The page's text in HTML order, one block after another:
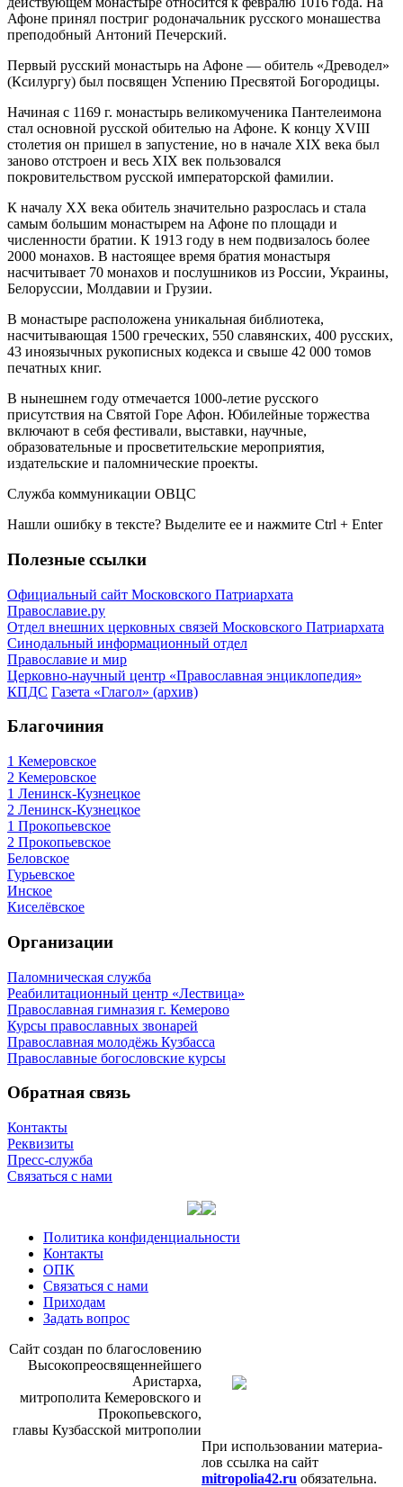
Афоне принял постриг родоначальник русского монашества
преподобный Антоний Печерский.
Первый русский монастырь на Афоне — обитель «Древодел»
(Ксилургу) был посвящен Успению Пресвятой Богородицы.
Начиная с 1169 г. монастырь великомученика Пантелеимона
стал основной русской обителью на Афоне. К концу XVIII
столетия он пришел в запустение, но в начале XIX века был
заново отстроен и весь XIX век пользовался
покровительством русской императорской фамилии.
К началу ХХ века обитель значительно разрослась и стала
самым большим монастырем на Афоне по площади и
численности братии. К 1913 году в нем подвизалось более
2000 монахов. В настоящее время братия монастыря
насчитывает 70 монахов и послушников из России, Украины,
Белоруссии, Молдавии и Грузии.
В монастыре расположена уникальная библиотека,
насчитывающая 1500 греческих, 550 славянских, 400 русских,
43 иноязычных рукописных кодекса и свыше 42 000 томов
печатных книг.
В нынешнем году отмечается 1000-летие русского
присутствия на Святой Горе Афон. Юбилейные торжества
включают в себя фестивали, выставки, научные,
образовательные и просветительские мероприятия,
издательские и паломнические проекты.
Служба коммуникации ОВЦС
Нашли ошибку в тексте? Выделите ее и нажмите Ctrl + Enter
Полезные ссылки
Официальный сайт Московского Патриархата
Православие.ру
Отдел внешних церковных связей Московского Патриархата
Синодальный информационный отдел
Православие и мир
Церковно-научный центр «Православная энциклопедия»
КПДС Газета «Глагол» (архив)
Благочиния
1 Кемеровское
2 Кемеровское
1 Ленинск-Кузнецкое
2 Ленинск-Кузнецкое
1 Прокопьевское
2 Прокопьевское
Беловское
Гурьевское
Инское
Киселёвское
Организации
Паломническая служба
Реабилитационный центр «Лествица»
Православная гимназия г. Кемерово
Курсы православных звонарей
Православная молодёжь Кузбасса
Православные богословские курсы
Обратная связь
Контакты
Реквизиты
Пресс-служба
Связаться с нами
Политика конфиденциальности
Контакты
ОПК
Связаться с нами
Приходам
Задать вопрос
Сайт со­здан по бла­го­сло­ве­нию
Вы­со­ко­прео­свя­щен­ней­ше­го
Ари­стар­ха,
мит­ро­по­ли­та Ке­ме­ров­ско­го и
Про­ко­пьев­ско­го,
гла­вы Куз­бас­ской мит­ро­по­лии
При ис­поль­зо­ва­нии ма­те­ри­а­
лов ссыл­ка на сайт
mitropolia42.ru обя­за­тель­на.